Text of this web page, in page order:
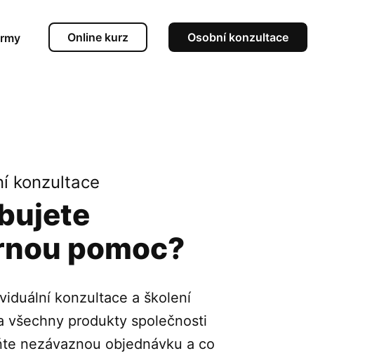
Online kurz Osobní konzultace
konzultace
pomoc?
konzultace a školení
všechny produkty společnosti
nezávaznou objednávku a co